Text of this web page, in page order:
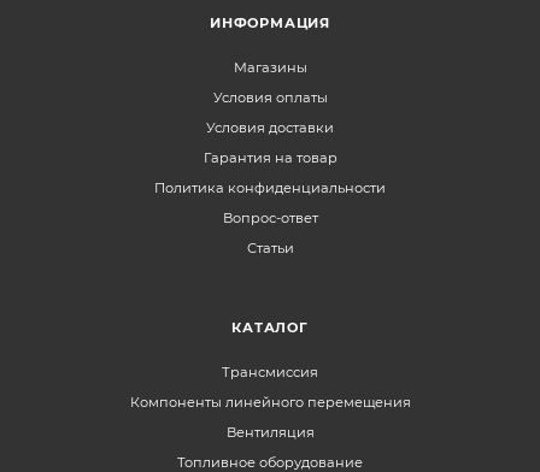
ИНФОРМАЦИЯ
Магазины
Условия оплаты
Условия доставки
Гарантия на товар
Политика конфиденциальности
Вопрос-ответ
Статьи
КАТАЛОГ
Трансмиссия
Компоненты линейного перемещения
Вентиляция
Топливное оборудование